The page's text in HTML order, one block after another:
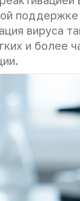
вируса
и более